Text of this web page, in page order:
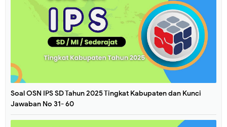
Soal OSN IPS SD Tahun 2025 Tingkat Kabupaten dan Kunci
Jawaban No 31- 60